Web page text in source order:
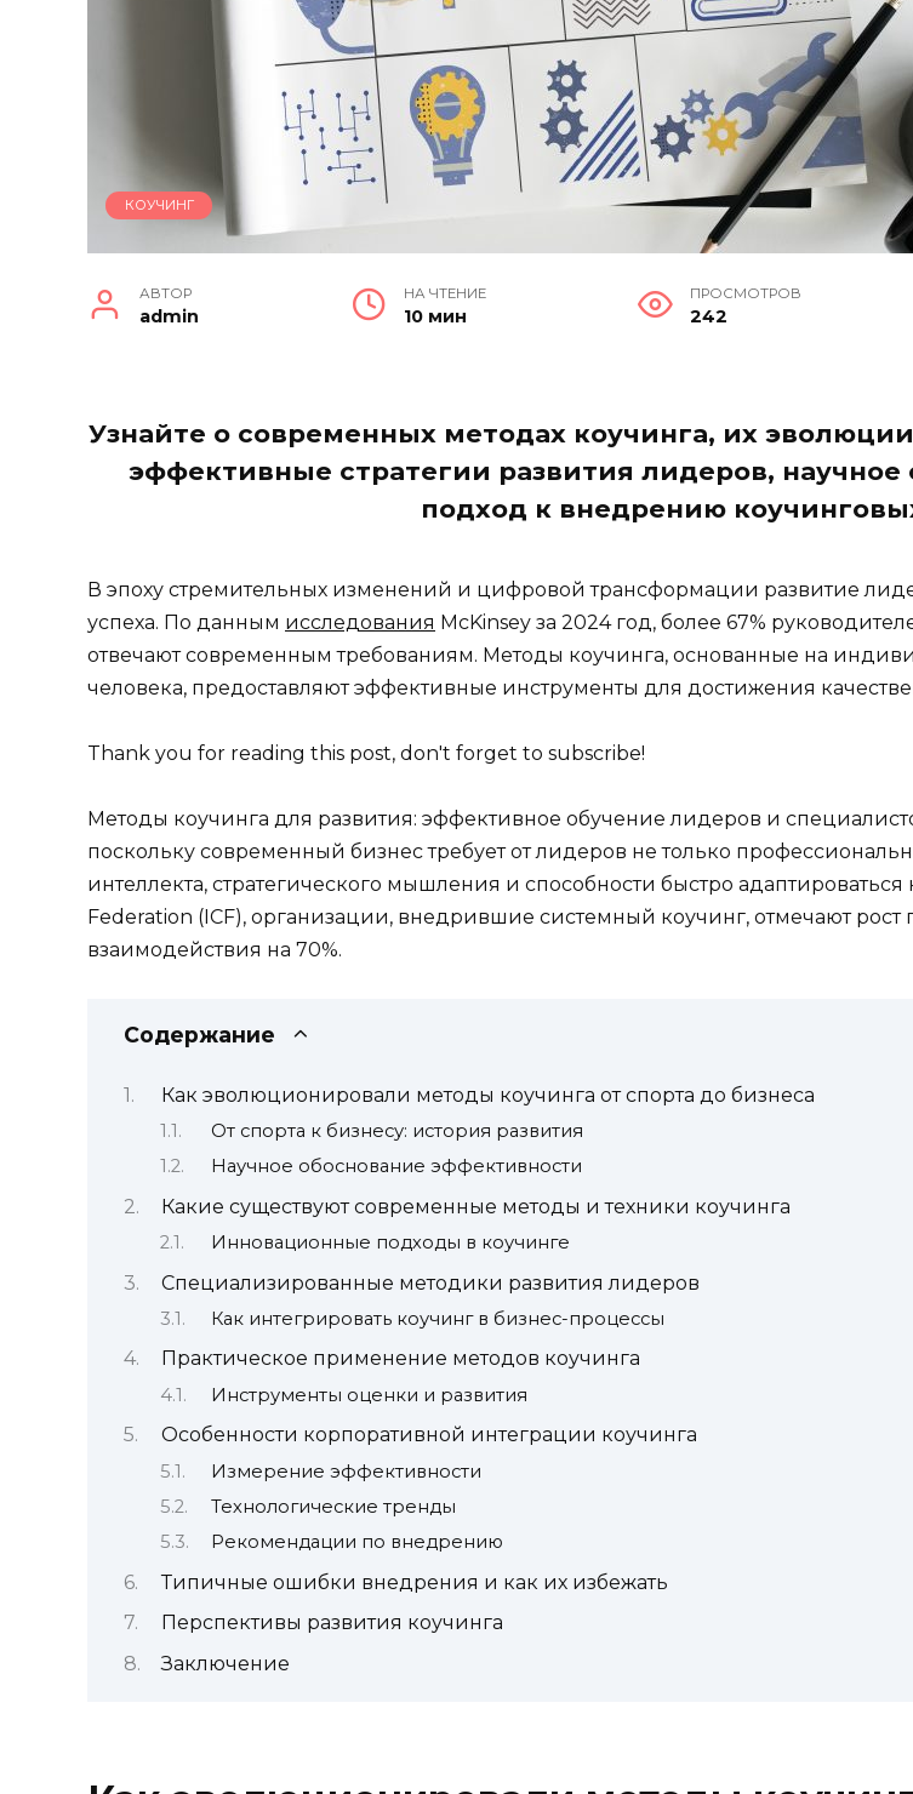
КОУЧИНГ
АВТОР
admin
НА ЧТЕНИЕ
10 мин
ПРОСМОТРОВ
242
Узнайте о современных методах коучинга, их
эффективные стратегии развития лидеров,
подход к внедрению
В эпоху стремительных изменений и цифровой трансформации развитие
успеха. По данным исследования McKinsey за 2024 год, более 67%
отвечают современным требованиям. Методы коучинга, основанные на
человека, предоставляют эффективные инструменты для достижения
Thank you for reading this post, don't forget to subscribe!
Методы коучинга для развития: эффективное обучение лидеров и
поскольку современный бизнес требует от лидеров не только
интеллекта, стратегического мышления и способности быстро
Federation (ICF), организации, внедрившие системный коучинг, отмечают
взаимодействия на 70%.
Содержание
Как эволюционировали методы коучинга от спорта до бизнеса
От спорта к бизнесу: история развития
Научное обоснование эффективности
Какие существуют современные методы и техники коучинга
Инновационные подходы в коучинге
Специализированные методики развития лидеров
Как интегрировать коучинг в бизнес-процессы
Практическое применение методов коучинга
Инструменты оценки и развития
Особенности корпоративной интеграции коучинга
Измерение эффективности
Технологические тренды
Рекомендации по внедрению
Типичные ошибки внедрения и как их избежать
Перспективы развития коучинга
Заключение